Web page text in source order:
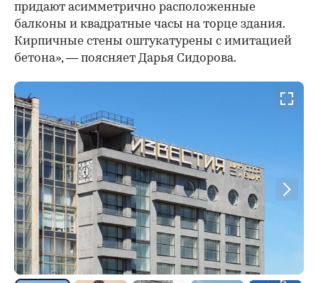
придают асимметрично расположенные
балконы и квадратные часы на торце здания.
Кирпичные стены оштукатурены с имитацией
бетона», — поясняет Дарья Сидорова.